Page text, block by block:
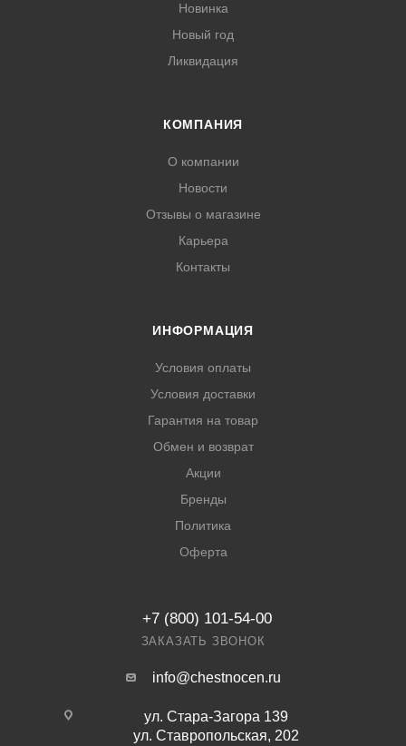
Новинка
Новый год
Ликвидация
КОМПАНИЯ
О компании
Новости
Отзывы о магазине
Карьера
Контакты
ИНФОРМАЦИЯ
Условия оплаты
Условия доставки
Гарантия на товар
Обмен и возврат
Акции
Бренды
Политика
Оферта
+7 (800) 101-54-00
ЗАКАЗАТЬ ЗВОНОК
info@chestnocen.ru
ул. Стара-Загора 139
ул. Ставропольская, 202